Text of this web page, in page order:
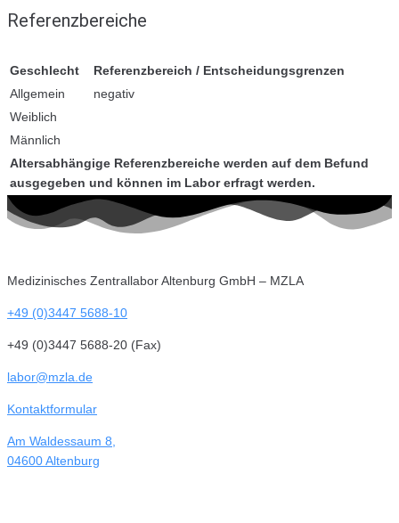
Referenzbereiche
Geschlecht Referenzbereich / Entscheidungsgrenzen
Altersabhängige Referenzbereiche werden auf dem Befund
ausgegeben und können im Labor erfragt werden.
Allgemein
negativ
Weiblich
Männlich
Medizinisches Zentrallabor Altenburg GmbH – MZLA
+49 (0)3447 5688-10
+49 (0)3447 5688-20 (Fax)
labor@mzla.de
Kontaktformular
Am Waldessaum 8,
04600 Altenburg